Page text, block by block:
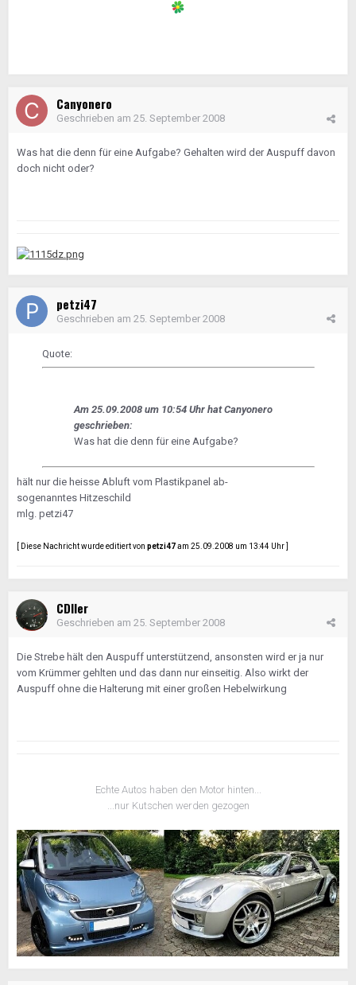
Canyonero
Geschrieben am 25. September 2008
Was hat die denn für eine Aufgabe? Gehalten wird der Auspuff davon
doch nicht oder?
petzi47
Geschrieben am 25. September 2008
Quote:
Am 25.09.2008 um 10:54 Uhr hat Canyonero
geschrieben:
Was hat die denn für eine Aufgabe?
hält nur die heisse Abluft vom Plastikpanel ab-
sogenanntes Hitzeschild
mlg. petzi47
[ Diese Nachricht wurde editiert von petzi47am 25.09.2008 um 13:44 Uhr ]
CDIler
Geschrieben am 25. September 2008
Die Strebe hält den Auspuff unterstützend, ansonsten wird er ja nur
vom Krümmer gehlten und das dann nur einseitig. Also wirkt der
Auspuff ohne die Halterung mit einer großen Hebelwirkung
Echte Autos haben den Motor hinten...
...nur Kutschen werden gezogen